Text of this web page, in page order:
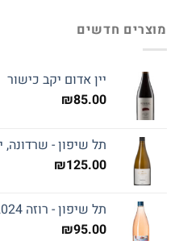
מוצרים חדשים
יין אדום יקב כישור
₪85.00
תל שיפון - שרדונה, יין
₪125.00
תל שיפון - רוזה 2024
₪95.00